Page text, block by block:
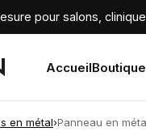
pour salons,
AccueilBoutique
en métal›Panneau en